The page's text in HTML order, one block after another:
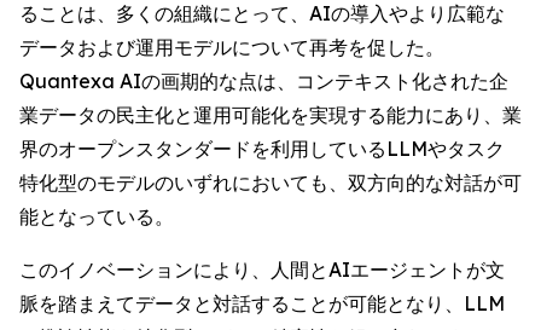
ることは、多くの組織にとって、AIの導入やより広範な
データおよび運用モデルについて再考を促した。
Quantexa AIの画期的な点は、コンテキスト化された企
業データの民主化と運用可能化を実現する能力にあり、業
界のオープンスタンダードを利用しているLLMやタスク
特化型のモデルのいずれにおいても、双方向的な対話が可
能となっている。
このイノベーションにより、人間とAIエージェントが文
脈を踏まえてデータと対話することが可能となり、LLM